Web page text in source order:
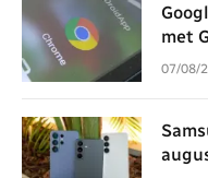
met
07/08/